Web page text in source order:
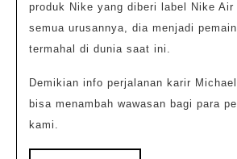
produk Nike yang diberi label Nike Air
semua urusannya, dia menjadi
termahal di dunia saat ini.
Demikian info perjalanan karir
bisa menambah wawasan bagi para
kami.